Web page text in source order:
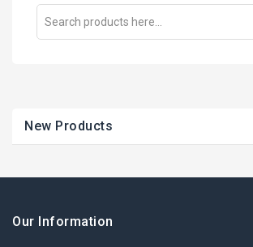
New Products
Our Information